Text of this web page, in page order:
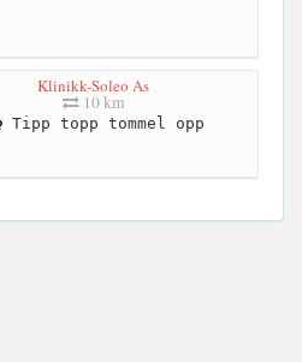
Klinikk-Soleo As
10 km
Tipp topp tommel opp